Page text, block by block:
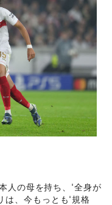
人の母を持ち、“全身が
は、今もっとも“規格